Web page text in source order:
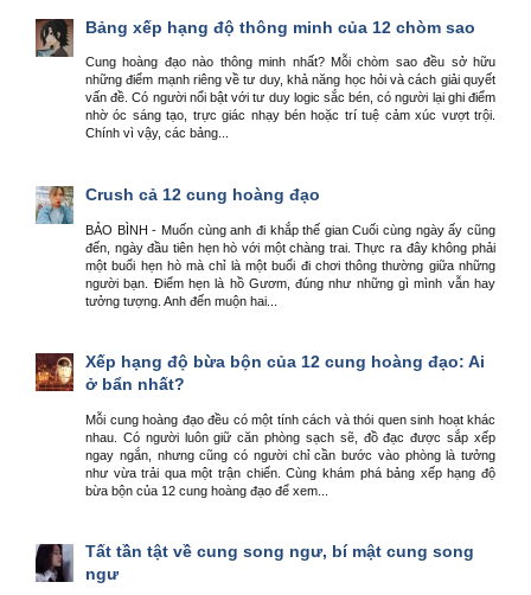
Bảng xếp hạng độ thông minh của 12 chòm sao
Cung hoàng đạo nào thông minh nhất? Mỗi chòm sao đều sở hữu
những điểm mạnh riêng về tư duy, khả năng học hỏi và cách giải quyết
vấn đề. Có người nổi bật với tư duy logic sắc bén, có người lại ghi điểm
nhờ óc sáng tạo, trực giác nhạy bén hoặc trí tuệ cảm xúc vượt trội.
Chính vì vậy, các bảng...
Crush cả 12 cung hoàng đạo
BẢO BÌNH - Muốn cùng anh đi khắp thế gian Cuối cùng ngày ấy cũng
đến, ngày đầu tiên hẹn hò với một chàng trai. Thực ra đây không phải
một buổi hẹn hò mà chỉ là một buổi đi chơi thông thường giữa những
người bạn. Điểm hẹn là hồ Gươm, đúng như những gì mình vẫn hay
tưởng tượng. Anh đến muộn hai...
Xếp hạng độ bừa bộn của 12 cung hoàng đạo: Ai
ở bẩn nhất?
Mỗi cung hoàng đạo đều có một tính cách và thói quen sinh hoạt khác
nhau. Có người luôn giữ căn phòng sạch sẽ, đồ đạc được sắp xếp
ngay ngắn, nhưng cũng có người chỉ cần bước vào phòng là tưởng
như vừa trải qua một trận chiến. Cùng khám phá bảng xếp hạng độ
bừa bộn của 12 cung hoàng đạo để xem...
Tất tần tật về cung song ngư, bí mật cung song
ngư